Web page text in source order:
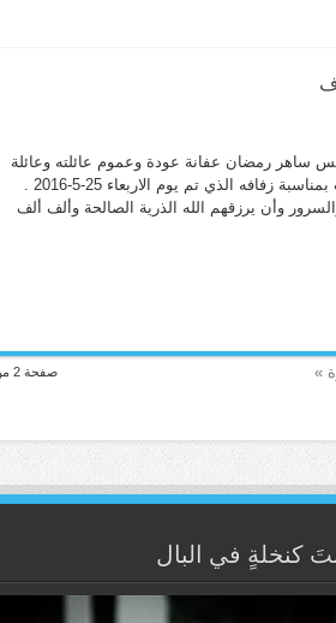
ساهر رمضان عفانة عودة وعموم عائلته وعائلة
العروس بأحر التهاني والتبريكات بمناسبة زفافه الذي تم يوم الاربعاء 25-5-2016 .
وأن يرزقهم الله الذرية الصالحة وألف ألف
صفحة 2 من 24 »
كنخلةٍ في البال